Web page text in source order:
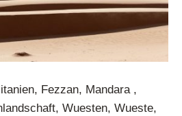
Fezzan, Mandara ,
Wuesten, Wueste,